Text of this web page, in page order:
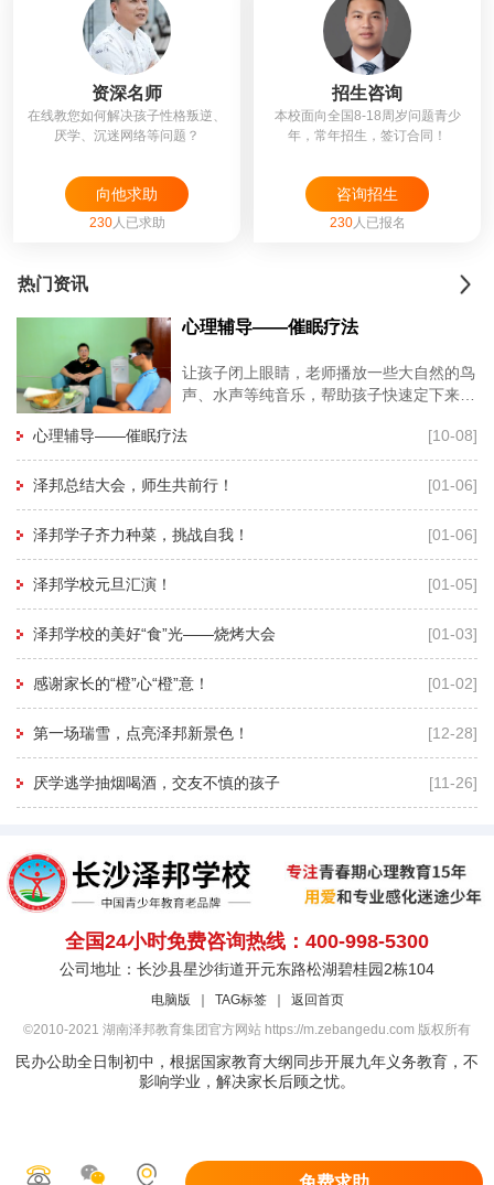
资深名师
在线教您如何解决孩子性格叛逆、
厌学、沉迷网络等问题？
向他求助
230人已求助
招生咨询
本校面向全国8-18周岁问题青少
年，常年招生，签订合同！
咨询招生
230人已报名
热门资讯
心理辅导——催眠疗法
让孩子闭上眼睛，老师播放一些大自然的鸟
声、水声等纯音乐，帮助孩子快速定下来，
利于心理老师深度进入孩子的
心理辅导——催眠疗法 [10-08]
泽邦总结大会，师生共前行！ [01-06]
泽邦学子齐力种菜，挑战自我！ [01-06]
泽邦学校元旦汇演！ [01-05]
泽邦学校的美好“食”光——烧烤大会 [01-03]
感谢家长的“橙”心“橙”意！ [01-02]
第一场瑞雪，点亮泽邦新景色！ [12-28]
厌学逃学抽烟喝酒，交友不慎的孩子 [11-26]
全国24小时免费咨询热线：400-998-5300
公司地址：长沙县星沙街道开元东路松湖碧桂园2栋104
电脑版 TAG标签
返回首页
©2010-2021 湖南泽邦教育集团官方网站 https://m.zebangedu.com 版权所有
民办公助全日制初中，根据国家教育大纲同步开展九年义务教育，不
影响学业，解决家长后顾之忧。